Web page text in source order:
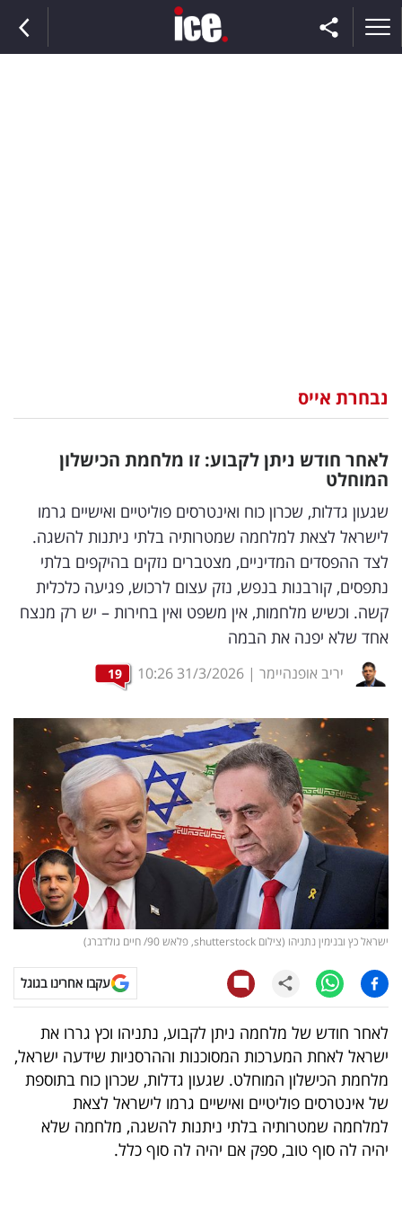
וצרכנות
דיגיטל
וטק
שיווק
ופרסום
משפט
מדדים
ומחקרים
דעות
רכילות
עסקית
קריפטו
ויראלי
טלוויזיה
עסקי
ספורט
קריירה
ולימודים
מינויים
רייטינג
נבחרת אייס
לאחר חודש ניתן לקבוע: זו מלחמת הכישלון
המוחלט
שגעון גדלות, שכרון כוח ואינטרסים פוליטיים ואישיים גרמו
לישראל לצאת למלחמה שמטרותיה בלתי ניתנות להשגה.
לצד ההפסדים המדיניים, מצטברים נזקים בהיקפים בלתי
נתפסים, קורבנות בנפש, נזק עצום לרכוש, פגיעה כלכלית
קשה. וכשיש מלחמות, אין משפט ואין בחירות – יש רק מנצח
אחד שלא יפנה את הבמה
יריב אופנהיימר |
31/3/2026
10:26
19
ישראל כץ ובנימין נתניהו (צילום shutterstock, פלאש 90/ חיים גולדברג)
עקבו אחרינו בגוגל
לאחר חודש של מלחמה ניתן לקבוע, נתניהו וכץ גררו את
ישראל לאחת המערכות המסוכנות וההרסניות שידעה ישראל,
מלחמת הכישלון המוחלט. שגעון גדלות, שכרון כוח בתוספת
של אינטרסים פוליטיים ואישיים גרמו לישראל לצאת
למלחמה שמטרותיה בלתי ניתנות להשגה, מלחמה שלא
יהיה לה סוף טוב, ספק אם יהיה לה סוף כלל.